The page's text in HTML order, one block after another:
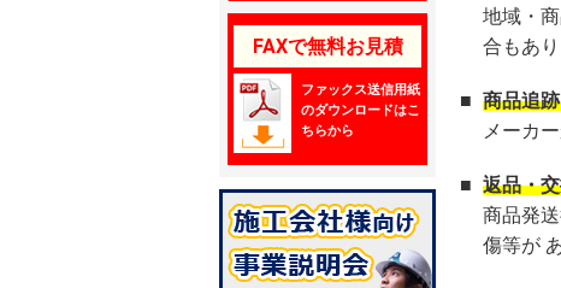
FAXで無料お見積
ファックス送信用紙
のダウンロードはこ
ちらから
地域・
合もあ
■ 商品追
メーカ
■ 返品・
商品発
傷等が